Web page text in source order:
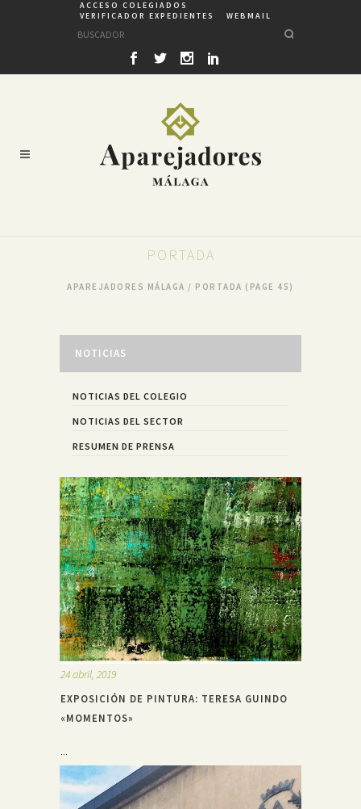
ACCESO COLEGIADOS
VERIFICADOR EXPEDIENTES
WEBMAIL
PORTADA
APAREJADORES MÁLAGA / PORTADA (PAGE 45)
NOTICIAS
NOTICIAS DEL COLEGIO
NOTICIAS DEL SECTOR
RESUMEN DE PRENSA
24 abril, 2019
EXPOSICIÓN DE PINTURA: TERESA GUINDO
«MOMENTOS»
...